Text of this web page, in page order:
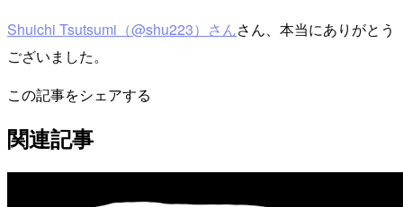
Shuichi Tsutsumi（@shu223）さんさん、本当にありがとう
ございました。
この記事をシェアする
関連記事